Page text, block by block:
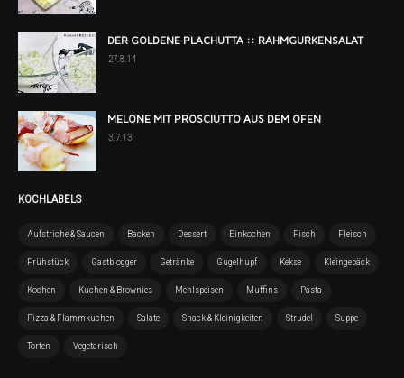
DER GOLDENE PLACHUTTA :: RAHMGURKENSALAT
27.8.14
MELONE MIT PROSCIUTTO AUS DEM OFEN
3.7.13
KOCHLABELS
Aufstriche & Saucen Backen Dessert Einkochen Fisch Fleisch
Frühstück Gastblogger Getränke Gugelhupf Kekse Kleingebäck
Kochen Kuchen & Brownies Mehlspeisen Muffins Pasta
Pizza & Flammkuchen Salate Snack & Kleinigkeiten Strudel Suppe
Torten Vegetarisch